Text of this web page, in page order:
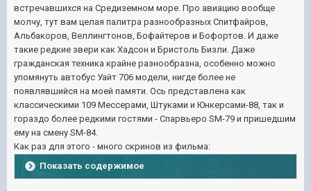
встречавшихся на Средиземном море. Про авиацию вообще
молчу, тут вам целая палитра разнообразных Спитфайров,
Альбакоров, Веллингтонов, Бофайтеров и Бофортов. И даже
такие редкие звери как Хадсон и Бристоль Бизли. Даже
гражданская техника крайне разнообразна, особенно можно
упомянуть автобус Уайт 706 модели, нигде более не
появлявшийся на моей памяти. Ось представлена как
классическими 109 Мессерами, Штуками и Юнкерсами-88, так и
гораздо более редкими гостями - Спарвьеро SМ-79 и пришедшим
ему на смену SM-84.
Как раз для этого - много скринов из фильма:
Показать содержимое